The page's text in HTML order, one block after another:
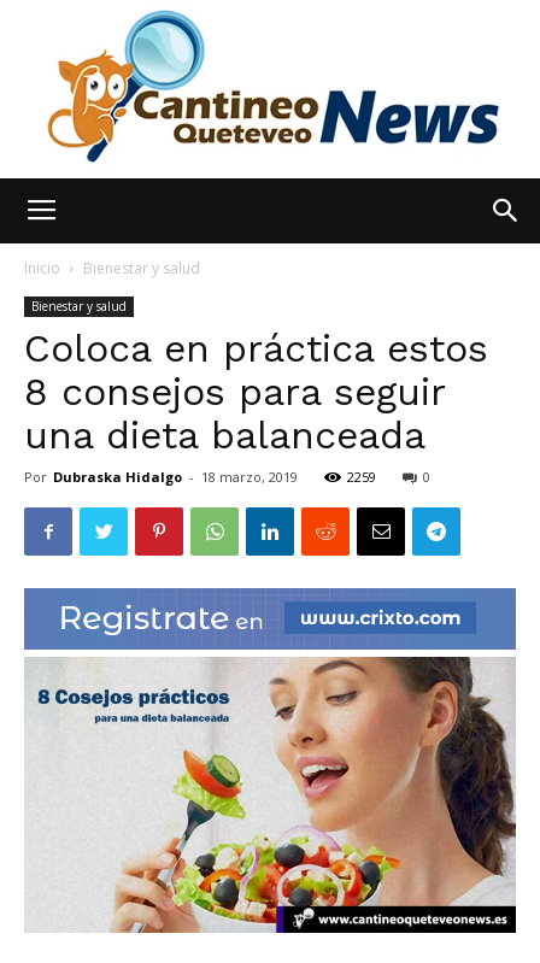
Noticias
hoy
|
Ultima
Hora
|
Inicio Bienestar y salud
Bienestar y salud
Coloca en práctica estos
8 consejos para seguir
una dieta balanceada
Por Dubraska Hidalgo - 18 marzo, 2019 2259 0